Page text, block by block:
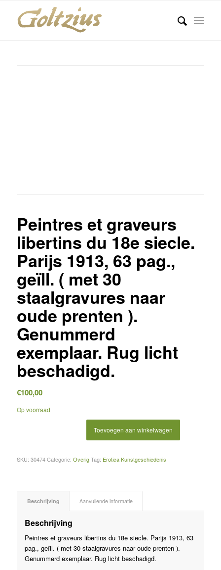
Peintres et graveurs
libertins du 18e siecle.
Parijs 1913, 63 pag.,
geïll. ( met 30
staalgravures naar
oude prenten ).
Genummerd
exemplaar. Rug licht
beschadigd.
€100,00
Op voorraad
Toevoegen aan winkelwagen
SKU: 30474 Categorie: Overig Tag: Erotica Kunstgeschiedenis
Beschrijving Aanvullende informatie
Beschrijving
Peintres et graveurs libertins du 18e siecle. Parijs 1913, 63
pag., geïll. ( met 30 staalgravures naar oude prenten ).
Genummerd exemplaar. Rug licht beschadigd.